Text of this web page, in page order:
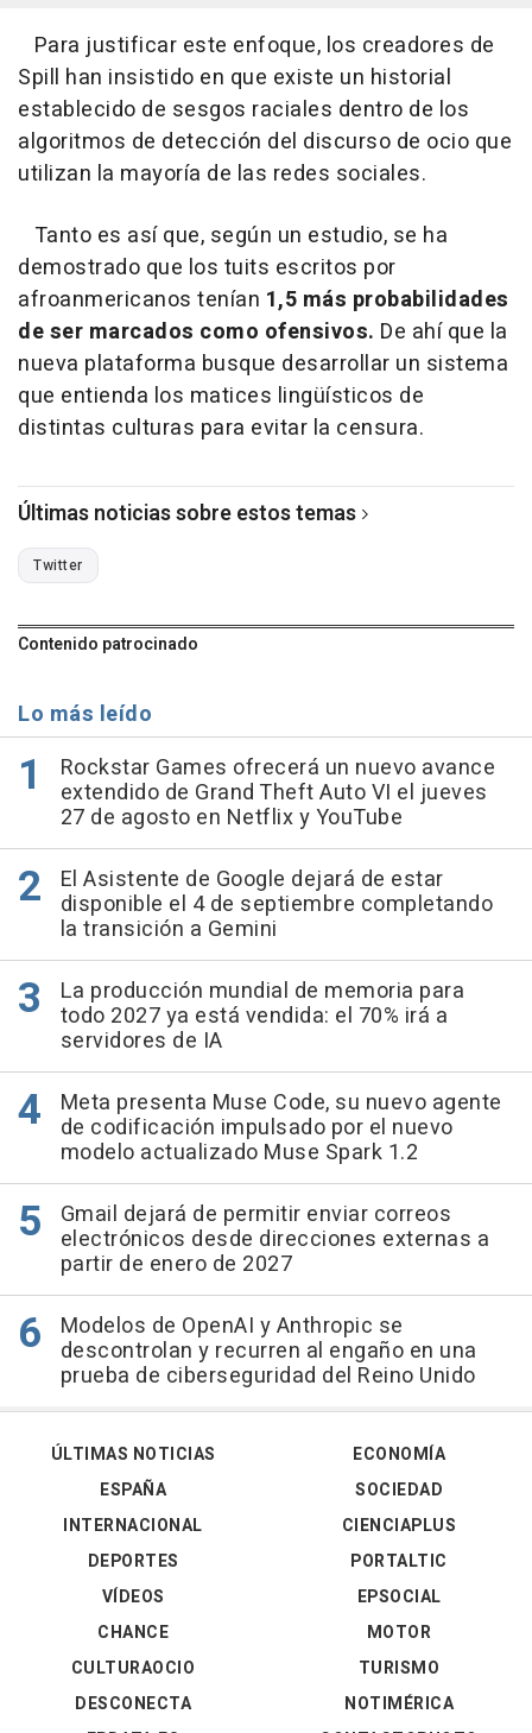
Para justificar este enfoque, los creadores de
Spill han insistido en que existe un historial
establecido de sesgos raciales dentro de los
algoritmos de detección del discurso de ocio que
utilizan la mayoría de las redes sociales.
Tanto es así que, según un estudio, se ha
demostrado que los tuits escritos por
afroanmericanos tenían 1,5 más probabilidades
de ser marcados como ofensivos. De ahí que la
nueva plataforma busque desarrollar un sistema
que entienda los matices lingüísticos de
distintas culturas para evitar la censura.
Últimas noticias sobre estos temas
Twitter
Contenido patrocinado
Lo más leído
Rockstar Games ofrecerá un nuevo avance
extendido de Grand Theft Auto VI el jueves
27 de agosto en Netflix y YouTube
El Asistente de Google dejará de estar
disponible el 4 de septiembre completando
la transición a Gemini
La producción mundial de memoria para
todo 2027 ya está vendida: el 70% irá a
servidores de IA
Meta presenta Muse Code, su nuevo agente
de codificación impulsado por el nuevo
modelo actualizado Muse Spark 1.2
Gmail dejará de permitir enviar correos
electrónicos desde direcciones externas a
partir de enero de 2027
Modelos de OpenAI y Anthropic se
descontrolan y recurren al engaño en una
prueba de ciberseguridad del Reino Unido
ÚLTIMAS NOTICIAS
ESPAÑA
INTERNACIONAL
DEPORTES
VÍDEOS
ECONOMÍA
SOCIEDAD
CIENCIAPLUS
PORTALTIC
EPSOCIAL
CHANCE
CULTURAOCIO
DESCONECTA
MOTOR
TURISMO
NOTIMÉRICA